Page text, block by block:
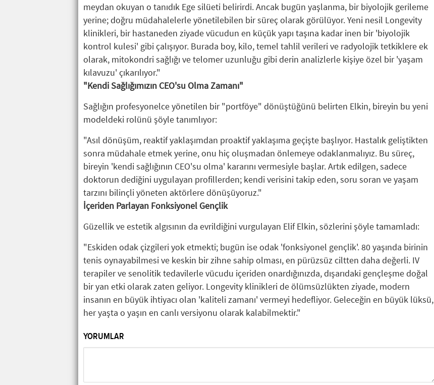
meydan okuyan o tanıdık Ege silüeti belirirdi. Ancak bugün yaşlanma, bir biyolojik gerileme
yerine; doğru müdahalelerle yönetilebilen bir süreç olarak görülüyor. Yeni nesil Longevity
klinikleri, bir hastaneden ziyade vücudun en küçük yapı taşına kadar inen bir 'biyolojik
kontrol kulesi' gibi çalışıyor. Burada boy, kilo, temel tahlil verileri ve radyolojik tetkiklere ek
olarak, mitokondri sağlığı ve telomer uzunluğu gibi derin analizlerle kişiye özel bir 'yaşam
kılavuzu' çıkarılıyor."
"Kendi Sağlığımızın CEO'su Olma Zamanı"
Sağlığın profesyonelce yönetilen bir "portföye" dönüştüğünü belirten Elkin, bireyin bu yeni
modeldeki rolünü şöyle tanımlıyor:
"Asıl dönüşüm, reaktif yaklaşımdan proaktif yaklaşıma geçişte başlıyor. Hastalık geliştikten
sonra müdahale etmek yerine, onu hiç oluşmadan önlemeye odaklanmalıyız. Bu süreç,
bireyin 'kendi sağlığının CEO'su olma' kararını vermesiyle başlar. Artık edilgen, sadece
doktorun dediğini uygulayan profillerden; kendi verisini takip eden, soru soran ve yaşam
tarzını bilinçli yöneten aktörlere dönüşüyoruz."
İçeriden Parlayan Fonksiyonel Gençlik
Güzellik ve estetik algısının da evrildiğini vurgulayan Elif Elkin, sözlerini şöyle tamamladı:
"Eskiden odak çizgileri yok etmekti; bugün ise odak 'fonksiyonel gençlik'. 80 yaşında birinin
tenis oynayabilmesi ve keskin bir zihne sahip olması, en pürüzsüz ciltten daha değerli. IV
terapiler ve senolitik tedavilerle vücudu içeriden onardığınızda, dışarıdaki gençleşme doğal
bir yan etki olarak zaten geliyor. Longevity klinikleri de ölümsüzlükten ziyade, modern
insanın en büyük ihtiyacı olan 'kaliteli zamanı' vermeyi hedefliyor. Geleceğin en büyük lüksü,
her yaşta o yaşın en canlı versiyonu olarak kalabilmektir."
YORUMLAR